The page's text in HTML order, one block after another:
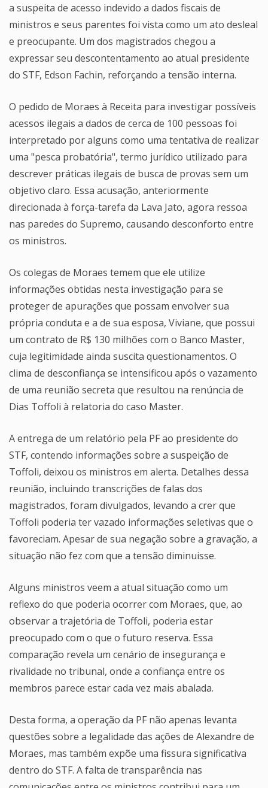
a suspeita de acesso indevido a dados fiscais de
ministros e seus parentes foi vista como um ato desleal
e preocupante. Um dos magistrados chegou a
expressar seu descontentamento ao atual presidente
do STF, Edson Fachin, reforçando a tensão interna.
O pedido de Moraes à Receita para investigar possíveis
acessos ilegais a dados de cerca de 100 pessoas foi
interpretado por alguns como uma tentativa de realizar
uma "pesca probatória", termo jurídico utilizado para
descrever práticas ilegais de busca de provas sem um
objetivo claro. Essa acusação, anteriormente
direcionada à força-tarefa da Lava Jato, agora ressoa
nas paredes do Supremo, causando desconforto entre
os ministros.
Os colegas de Moraes temem que ele utilize
informações obtidas nesta investigação para se
proteger de apurações que possam envolver sua
própria conduta e a de sua esposa, Viviane, que possui
um contrato de R$ 130 milhões com o Banco Master,
cuja legitimidade ainda suscita questionamentos. O
clima de desconfiança se intensificou após o vazamento
de uma reunião secreta que resultou na renúncia de
Dias Toffoli à relatoria do caso Master.
A entrega de um relatório pela PF ao presidente do
STF, contendo informações sobre a suspeição de
Toffoli, deixou os ministros em alerta. Detalhes dessa
reunião, incluindo transcrições de falas dos
magistrados, foram divulgados, levando a crer que
Toffoli poderia ter vazado informações seletivas que o
favoreciam. Apesar de sua negação sobre a gravação, a
situação não fez com que a tensão diminuisse.
Alguns ministros veem a atual situação como um
reflexo do que poderia ocorrer com Moraes, que, ao
observar a trajetória de Toffoli, poderia estar
preocupado com o que o futuro reserva. Essa
comparação revela um cenário de insegurança e
rivalidade no tribunal, onde a confiança entre os
membros parece estar cada vez mais abalada.
Desta forma, a operação da PF não apenas levanta
questões sobre a legalidade das ações de Alexandre de
Moraes, mas também expõe uma fissura significativa
dentro do STF. A falta de transparência nas